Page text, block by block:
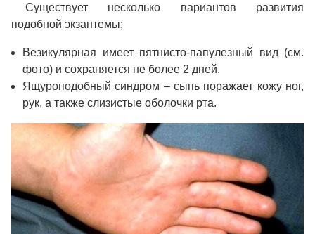
Существует несколько вариантов развития
подобной экзантемы;
Везикулярная имеет пятнисто-папулезный вид (см.
фото) и сохраняется не более 2 дней.
Ящуроподобный синдром – сыпь поражает кожу ног,
рук, а также слизистые оболочки рта.